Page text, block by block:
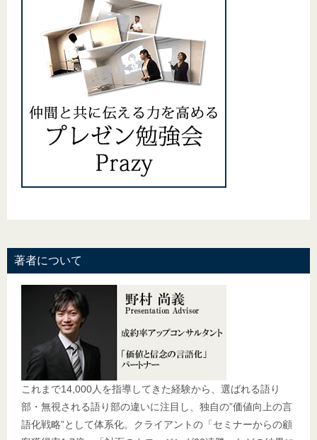
著者について
これまで14,000人を指導してきた経験から、選ばれる語り
部・無視される語り部の違いに注目し、独自の”価値向上の言
語化戦略”として体系化。クライアントの「セミナーからの顧